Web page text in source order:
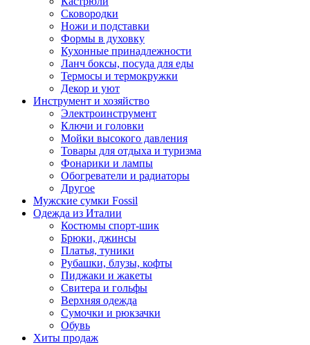
Сковородки
Ножи и подставки
Формы в духовку
Кухонные принадлежности
Ланч боксы, посуда для еды
Термосы и термокружки
Декор и уют
Инструмент и хозяйство
Электроинструмент
Ключи и головки
Мойки высокого давления
Товары для отдыха и туризма
Фонарики и лампы
Обогреватели и радиаторы
Другое
Мужские сумки Fossil
Одежда из Италии
Костюмы спорт-шик
Брюки, джинсы
Платья, туники
Рубашки, блузы, кофты
Пиджаки и жакеты
Свитера и гольфы
Верхняя одежда
Сумочки и рюкзачки
Обувь
Хиты продаж